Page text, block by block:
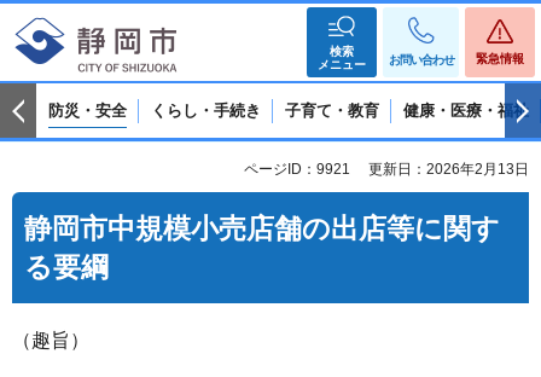
検索
メニュー
お問い合わせ 緊急情報
防災・安全 くらし・手続き 子育て・教育 健康・医療・福祉
ページID：9921 更新日：2026年2月13日
静岡市中規模小売店舗の出店等に関す
る要綱
（趣旨）